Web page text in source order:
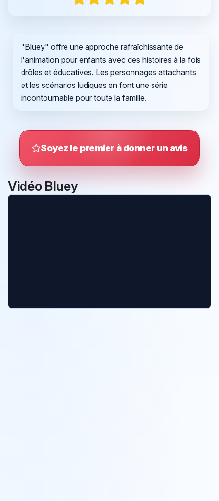
"Bluey" offre une approche rafraîchissante de
l'animation pour enfants avec des histoires à la fois
drôles et éducatives. Les personnages attachants
et les scénarios ludiques en font une série
incontournable pour toute la famille.
Soyez le premier à donner un avis
Vidéo Bluey